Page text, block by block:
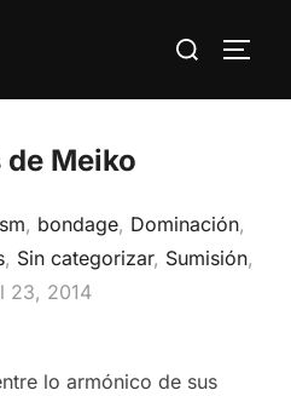
Buscar:
Meiko
, bondage, Dominación,
, Sin categorizar, Sumisión,
23, 2014
lo armónico de sus